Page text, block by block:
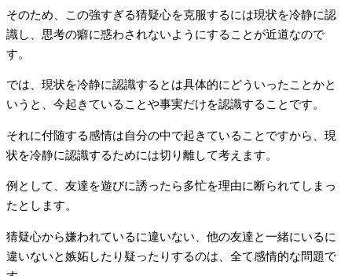
そのため、この強すぎる猜疑心を克服するには現状を冷静に認
識し、思考の癖に惑わされないようにすることが近道なので
す。
では、現状を冷静に認識するとは具体的にどういったことかと
いうと、今起きていることや事実だけを認識することです。
それに付随する感情は自分の中で起きていることですから、現
状を冷静に認識するためには切り離して考えます。
例として、友達を遊びに誘ったら多忙を理由に断られてしまっ
たとします。
猜疑心から嫌われているに違いない、他の友達と一緒にいるに
違いないと嫉妬したり疑ったりするのは、全て感情的な問題で